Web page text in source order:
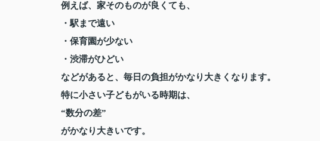
例えば、家そのものが良くても、
・駅まで遠い
・保育園が少ない
・渋滞がひどい
などがあると、毎日の負担がかなり大きくなります。
特に小さい子どもがいる時期は、
“数分の差”
がかなり大きいです。